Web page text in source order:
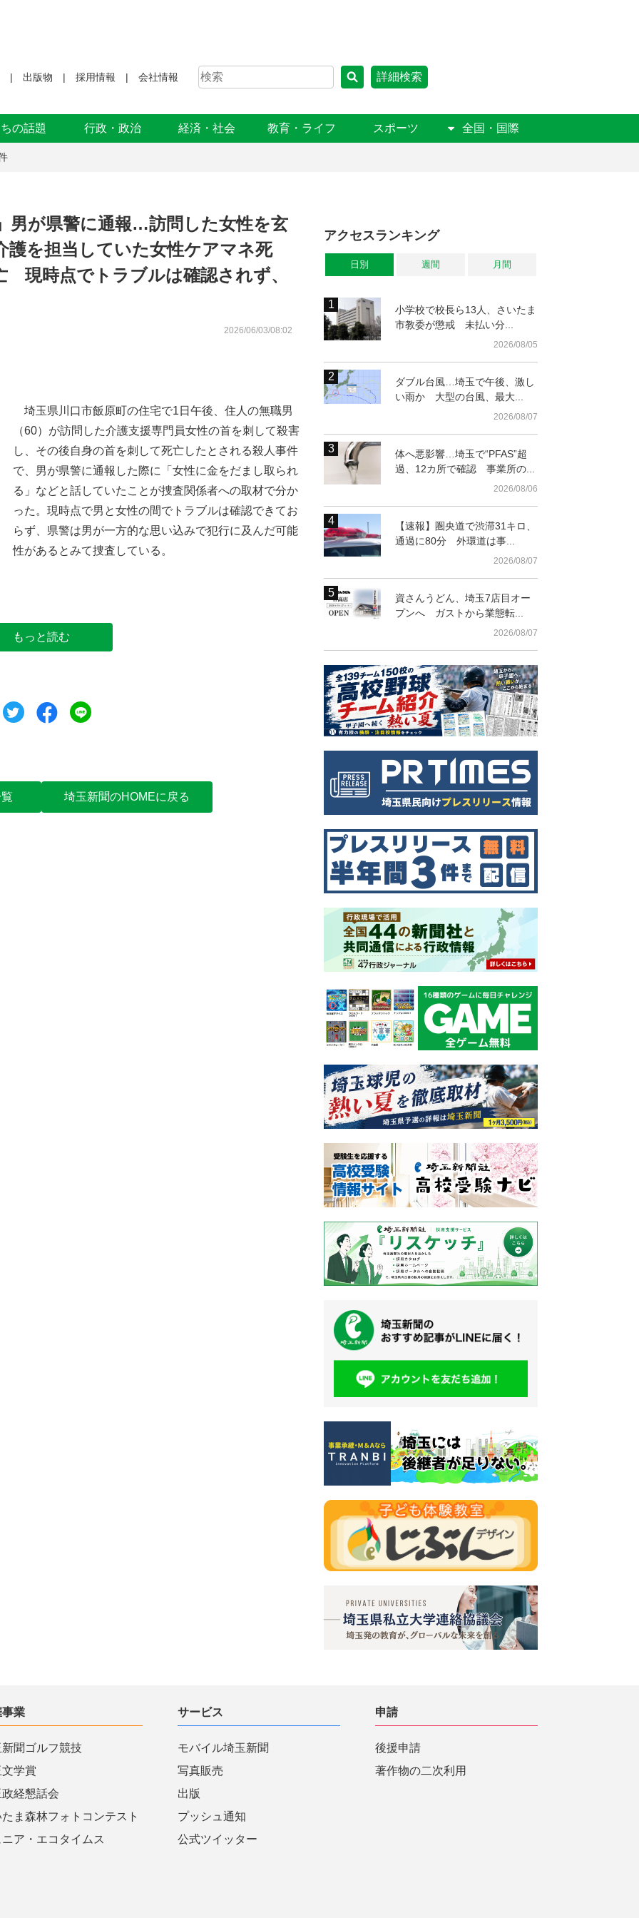
出版物 採用情報 会社情報 詳細検索
ちの話題 行政・政治 経済・社会 教育・ライフ スポーツ 全国・国際
男が県警に通報…訪問した女性を玄
を担当していた女性ケアマネ死
時点でトラブルは確認されず、
2026/06/03/08:02
口市の位置
男の自宅へ家宅捜索に入る県警の捜査員ら＝2日午
埼玉県川口市飯原町の住宅で1日午後、住人の無職男
（60）が訪問した介護支援専門員女性の首を刺して殺害
し、その後自身の首を刺して死亡したとされる殺人事件
で、男が県警に通報した際に「女性に金をだまし取られ
る」などと話していたことが捜査関係者への取材で分か
った。現時点で男と女性の間でトラブルは確認できてお
らず、県警は男が一方的な思い込みで犯行に及んだ可能
性があるとみて捜査している。
もっと読む
ツイートシェア
埼玉新聞のHOMEに戻る
アクセスランキング
日別 週間 月間
小学校で校長ら13人、さいたま
市教委が懲戒 未払い分...
2026/08/05
ダブル台風…埼玉で午後、激し
い雨か 大型の台風、最大...
2026/08/07
体へ悪影響…埼玉で“PFAS”超
過、12カ所で確認 事業所の...
2026/08/06
【速報】圏央道で渋滞31キロ、
通過に80分 外環道は事...
2026/08/07
資さんうどん、埼玉7店目オー
プンへ ガストから業態転...
2026/08/07
事業
聞ゴルフ競技
学賞
経懇話会
たま森林フォトコンテスト
ニア・エコタイムス
サービス
モバイル埼玉新聞
写真販売
出版
プッシュ通知
公式ツイッター
申請
後援申請
著作物の二次利用